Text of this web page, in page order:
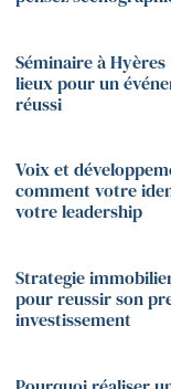
Séminaire à
lieux pour un
réussi
Voix et
comment votre
votre leadership
Strategie
pour reussir son
investissement